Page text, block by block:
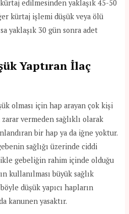
edilmesinden yaklaşık 45-50
kürtaj işlemi düşük veya ölü
yaklaşık 30 gün sonra adet
Yaptıran İlaç
olması için hap arayan çok kişi
vermeden sağlıklı olarak
bir hap ya da iğne yoktur.
sağlığı üzerinde ciddi
gebeliğin rahim içinde olduğu
kullanılması büyük sağlık
düşük yapıcı hapların
kanunen yasaktır.